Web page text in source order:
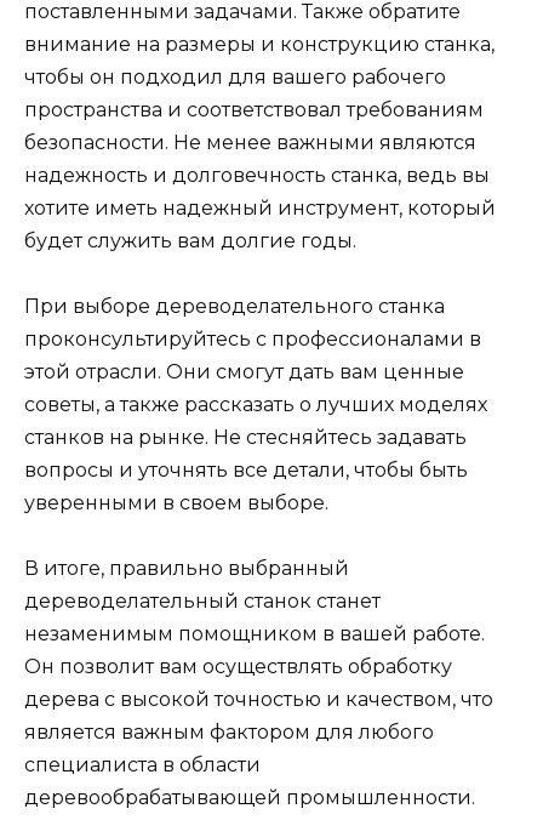
поставленными задачами. Также обратите
внимание на размеры и конструкцию станка,
чтобы он подходил для вашего рабочего
пространства и соответствовал требованиям
безопасности. Не менее важными являются
надежность и долговечность станка, ведь вы
хотите иметь надежный инструмент, который
будет служить вам долгие годы.
При выборе дереводелательного станка
проконсультируйтесь с профессионалами в
этой отрасли. Они смогут дать вам ценные
советы, а также рассказать о лучших моделях
станков на рынке. Не стесняйтесь задавать
вопросы и уточнять все детали, чтобы быть
уверенными в своем выборе.
В итоге, правильно выбранный
дереводелательный станок станет
незаменимым помощником в вашей работе.
Он позволит вам осуществлять обработку
дерева с высокой точностью и качеством, что
является важным фактором для любого
специалиста в области
деревообрабатывающей промышленности.